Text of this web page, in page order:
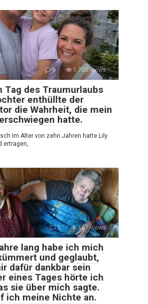
0 1 750 views
Tag des Traumurlaubs
enthüllte der
die Wahrheit, die mein
hatte.
Im Alter von zehn Jahren hatte Lily
ertragen,
0 667 views
lang habe ich mich
und geglaubt,
dafür dankbar sein
eines Tages hörte ich
sie über mich sagte.
ich meine Nichte an.